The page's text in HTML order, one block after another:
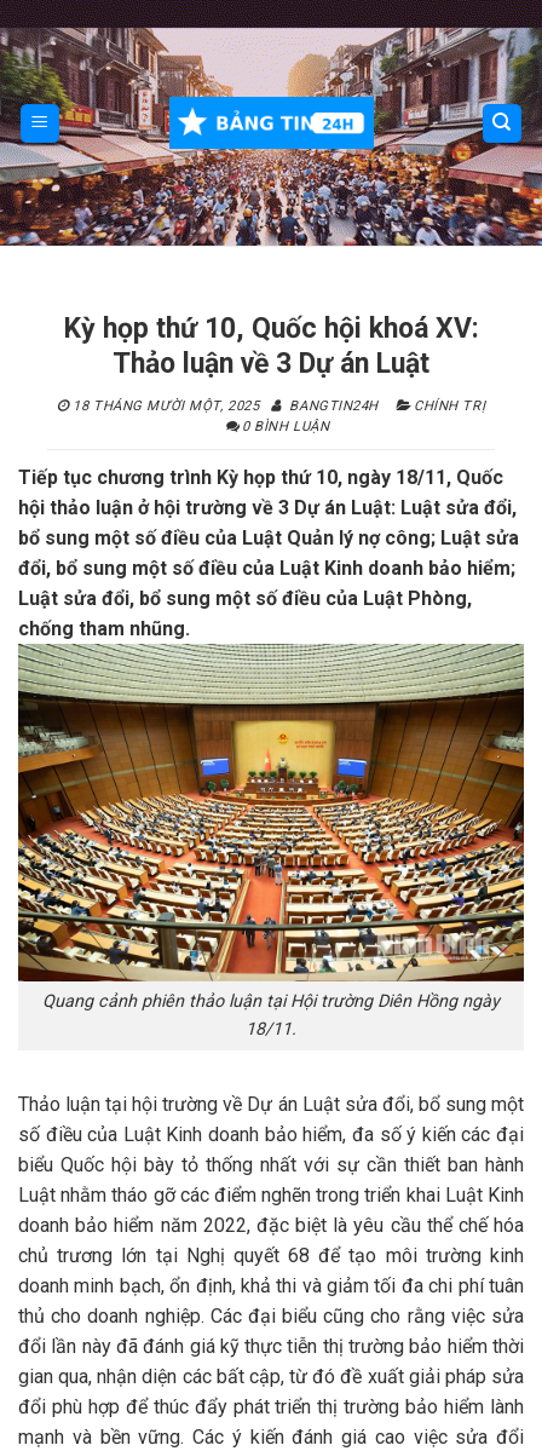
Skip
to
content
Kỳ họp thứ 10, Quốc hội khoá XV:
Thảo luận về 3 Dự án Luật
18 THÁNG MƯỜI MỘT, 2025 BANGTIN24H
CHÍNH TRỊ
0 BÌNH LUẬN
Tiếp tục chương trình Kỳ họp thứ 10, ngày 18/11, Quốc
hội thảo luận ở hội trường về 3 Dự án Luật: Luật sửa đổi,
bổ sung một số điều của Luật Quản lý nợ công; Luật sửa
đổi, bổ sung một số điều của Luật Kinh doanh bảo hiểm;
Luật sửa đổi, bổ sung một số điều của Luật Phòng,
chống tham nhũng.
Quang cảnh phiên thảo luận tại Hội trường Diên Hồng ngày
18/11.
Thảo luận tại hội trường về Dự án Luật sửa đổi, bổ sung một
số điều của Luật Kinh doanh bảo hiểm, đa số ý kiến các đại
biểu Quốc hội bày tỏ thống nhất với sự cần thiết ban hành
Luật nhằm tháo gỡ các điểm nghẽn trong triển khai Luật Kinh
doanh bảo hiểm năm 2022, đặc biệt là yêu cầu thể chế hóa
chủ trương lớn tại Nghị quyết 68 để tạo môi trường kinh
doanh minh bạch, ổn định, khả thi và giảm tối đa chi phí tuân
thủ cho doanh nghiệp. Các đại biểu cũng cho rằng việc sửa
đổi lần này đã đánh giá kỹ thực tiễn thị trường bảo hiểm thời
gian qua, nhận diện các bất cập, từ đó đề xuất giải pháp sửa
đổi phù hợp để thúc đẩy phát triển thị trường bảo hiểm lành
mạnh và bền vững. Các ý kiến đánh giá cao việc sửa đổi